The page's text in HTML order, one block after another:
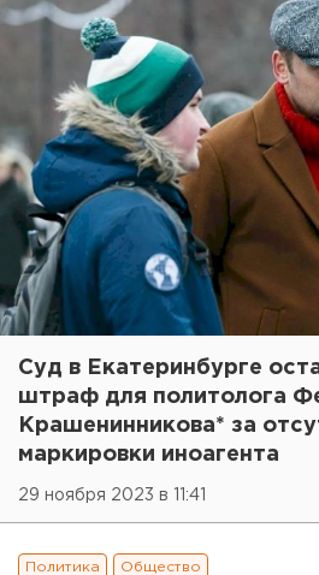
Суд в Екатеринбурге
штраф для политолога
Крашенинникова* за
маркировки иноагента
29 ноября 2023 в 11:41
Политика Общество